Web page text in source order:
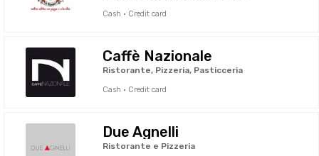
Cash · Credit card
Caffè Nazionale
Ristorante, Pizzeria, Pasticceria
Cash · Credit card
Due Agnelli
Ristorante e Pizzeria